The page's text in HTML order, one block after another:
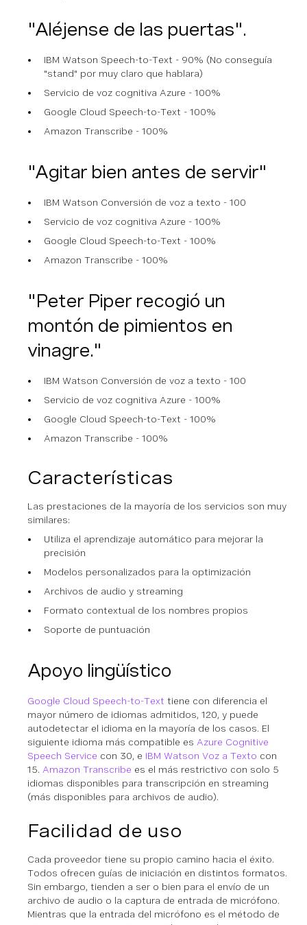
"Aléjense de las puertas".
IBM Watson Speech-to-Text - 90% (No conseguía
"stand" por muy claro que hablara)
Servicio de voz cognitiva Azure - 100%
Google Cloud Speech-to-Text - 100%
Amazon Transcribe - 100%
"Agitar bien antes de servir"
IBM Watson Conversión de voz a texto - 100
Servicio de voz cognitiva Azure - 100%
Google Cloud Speech-to-Text - 100%
Amazon Transcribe - 100%
"Peter Piper recogió un
montón de pimientos en
vinagre."
IBM Watson Conversión de voz a texto - 100
Servicio de voz cognitiva Azure - 100%
Google Cloud Speech-to-Text - 100%
Amazon Transcribe - 100%
Características
Las prestaciones de la mayoría de los servicios son muy
similares:
Utiliza el aprendizaje automático para mejorar la
precisión
Modelos personalizados para la optimización
Archivos de audio y streaming
Formato contextual de los nombres propios
Soporte de puntuación
Apoyo lingüístico
Google Cloud Speech-to-Text tiene con diferencia el
mayor número de idiomas admitidos, 120, y puede
autodetectar el idioma en la mayoría de los casos. El
siguiente idioma más compatible es Azure Cognitive
Speech Service con 30, e IBM Watson Voz a Texto con
15. Amazon Transcribe es el más restrictivo con solo 5
idiomas disponibles para transcripción en streaming
(más disponibles para archivos de audio).
Facilidad de uso
Cada proveedor tiene su propio camino hacia el éxito.
Todos ofrecen guías de iniciación en distintos formatos.
Sin embargo, tienden a ser o bien para el envío de un
archivo de audio o la captura de entrada de micrófono.
Mientras que la entrada del micrófono es el método de